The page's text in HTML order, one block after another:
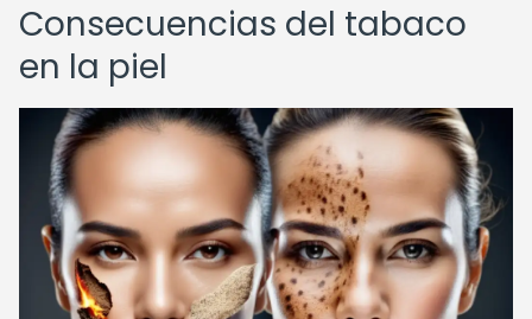
Consecuencias del tabaco
en la piel